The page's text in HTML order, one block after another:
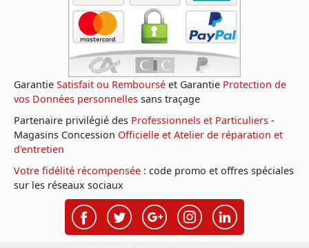
Garantie Satisfait ou Remboursé et Garantie Protection de
vos Données personnelles sans traçage
Partenaire privilégié des Professionnels et Particuliers -
Magasins Concession Officielle et Atelier de réparation et
d'entretien
Votre fidélité récompensée : code promo et offres spéciales
sur les réseaux sociaux